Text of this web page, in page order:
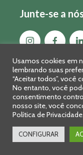
Junte-se a
Sistema FAEP/
Usamos cookies em
lembrando suas
“Aceitar todos”, você
No entanto, você
consentimento
nosso site, você
Política de Privacidade.
CONFIGURAR